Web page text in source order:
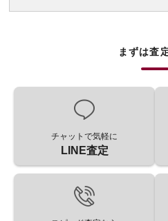
まずは査
チャットで気軽に
LINE査定